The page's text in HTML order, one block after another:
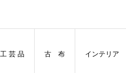
工 芸 品 古 布 インテリア